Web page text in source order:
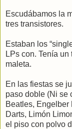
Escudábamos la
tres transistores.
Estaban los
LPs con. Tenía
maleta.
En las fiestas se
paso doble (Ni se
Beatles, Engelber
Darts, Limón
el piso con polvo